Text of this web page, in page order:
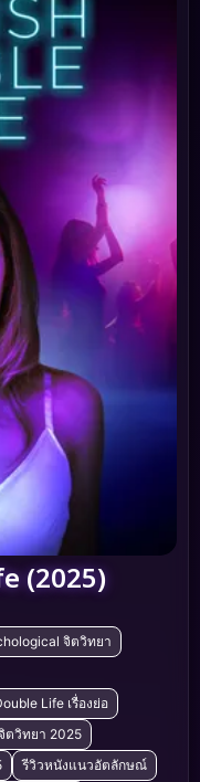
(2025)
จิตวิทยา
Life เรื่องย่อ
ตวิทยา 2025
รีวิวหนังแนวอัตลักษณ์